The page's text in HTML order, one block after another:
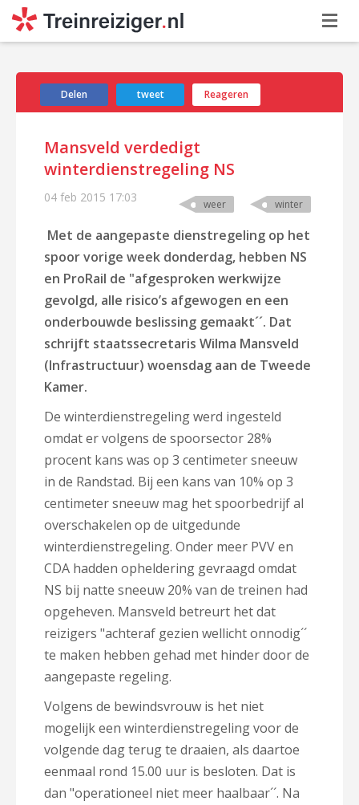
Delen tweet Reageren
Mansveld verdedigt
winterdienstregeling NS
04 feb 2015 17:03 weer winter
Met de aangepaste dienstregeling op het
spoor vorige week donderdag, hebben NS
en ProRail de "afgesproken werkwijze
gevolgd, alle risico’s afgewogen en een
onderbouwde beslissing gemaakt´´. Dat
schrijft staatssecretaris Wilma Mansveld
(Infrastructuur) woensdag aan de Tweede
Kamer.
De winterdienstregeling werd ingesteld
omdat er volgens de spoorsector 28%
procent kans was op 3 centimeter sneeuw
in de Randstad. Bij een kans van 10% op 3
centimeter sneeuw mag het spoorbedrijf al
overschakelen op de uitgedunde
winterdienstregeling. Onder meer PVV en
CDA hadden opheldering gevraagd omdat
NS bij natte sneeuw 20% van de treinen had
opgeheven. Mansveld betreurt het dat
reizigers "achteraf gezien wellicht onnodig´´
te maken hebben gehad met hinder door de
aangepaste regeling.
Volgens de bewindsvrouw is het niet
mogelijk een winterdienstregeling voor de
volgende dag terug te draaien, als daartoe
eenmaal rond 15.00 uur is besloten. Dat is
dan "operationeel niet meer haalbaar´´. Na